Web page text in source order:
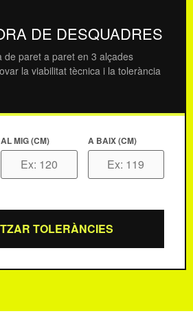
DE DESQUADRES
de paret a paret en 3 alçades
la viabilitat tècnica i la tolerància
AL MIG (CM) A BAIX (CM)
TOLERÀNCIES